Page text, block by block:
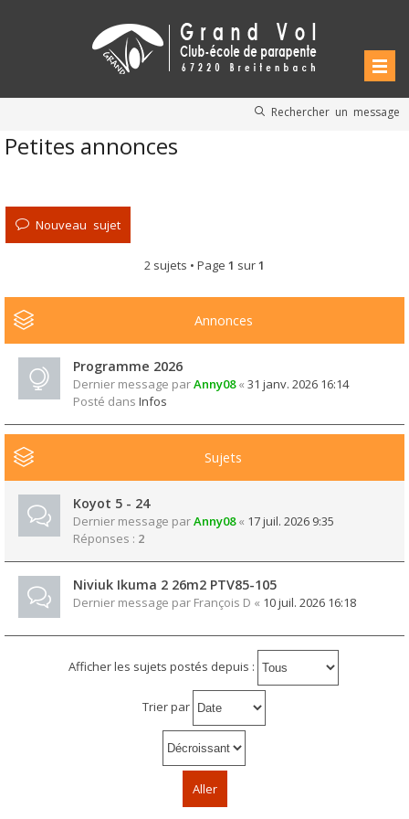
Rechercher un message
Petites annonces
Nouveau sujet
2 sujets • Page 1 sur1
Annonces
Programme 2026
Dernier message parAnny08« 31 janv. 2026 16:14
Posté dans Infos
Sujets
Koyot 5 - 24
Dernier message parAnny08« 17 juil. 2026 9:35
Réponses : 2
Niviuk Ikuma 2 26m2 PTV85-105
Dernier message par François D « 10 juil. 2026 16:18
Afficher les sujets postés depuis :
Trier par